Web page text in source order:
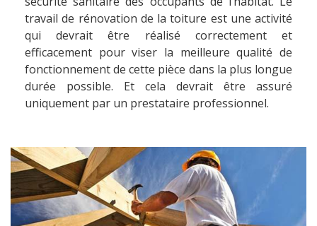
travail de rénovation de la toiture est une activité
qui devrait être réalisé correctement et
efficacement pour viser la meilleure qualité de
fonctionnement de cette pièce dans la plus longue
durée possible. Et cela devrait être assuré
uniquement par un prestataire professionnel.